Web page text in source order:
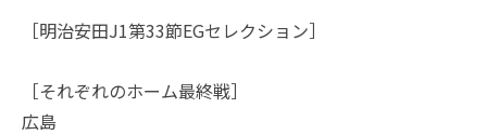
［明治安田J1第33節EGセレクション］
［それぞれのホーム最終戦］
広島